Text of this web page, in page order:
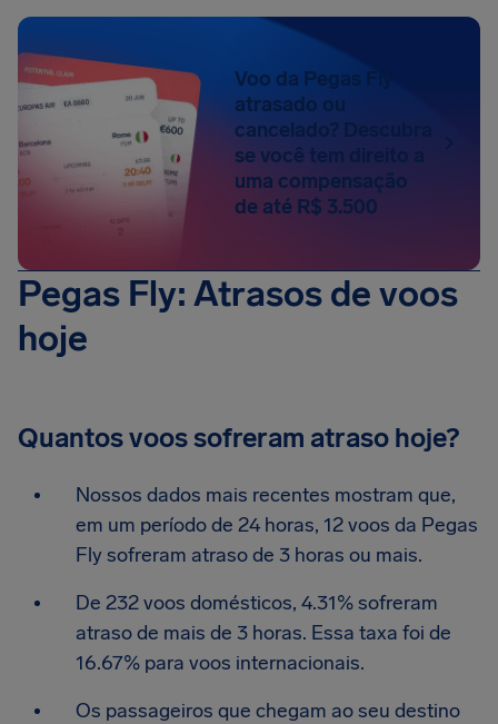
Voo da Pegas Fly
atrasado ou
cancelado? Descubra
se você tem direito a
uma compensação
de até R$ 3.500
Pegas Fly: Atrasos de voos
hoje
Quantos voos sofreram atraso hoje?
Nossos dados mais recentes mostram que,
em um período de 24 horas, 12 voos da Pegas
Fly sofreram atraso de 3 horas ou mais.
De 232 voos domésticos, 4.31% sofreram
atraso de mais de 3 horas. Essa taxa foi de
16.67% para voos internacionais.
Os passageiros que chegam ao seu destino